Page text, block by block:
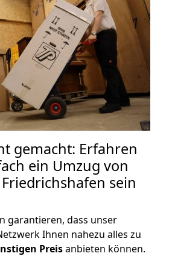
gemacht: Erfahren
ein Umzug von
sein
garantieren, dass unser
Ihnen nahezu alles zu
Preisanbieten können.